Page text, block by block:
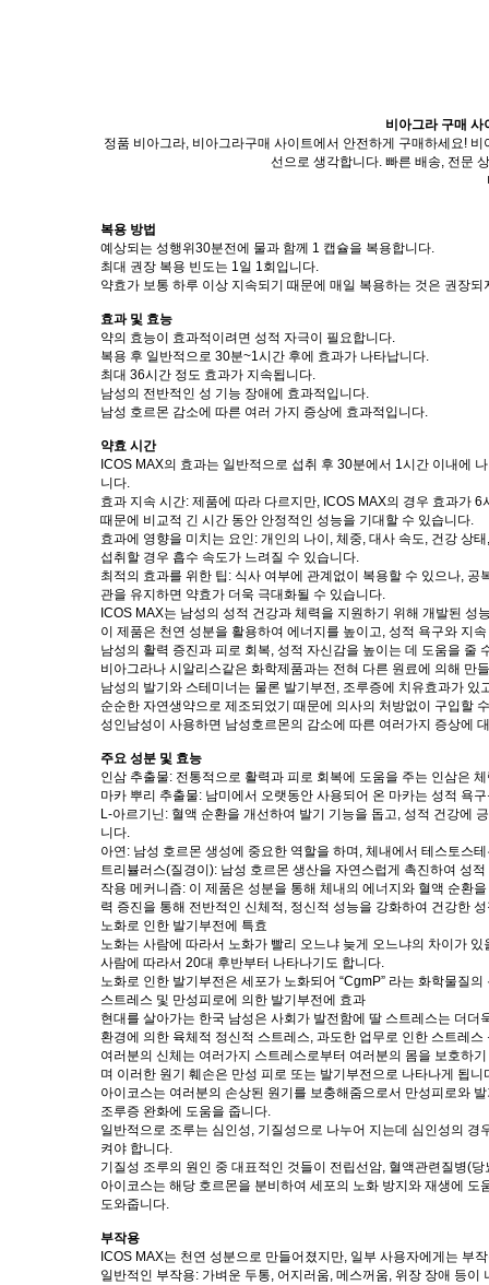
비아그라 구매 사
정품 비아그라, 비아그라구매 사이트에서 안전하게 구매하세요!
선으로 생각합니다. 빠른 배송, 전문
복용 방법
예상되는 성행위30분전에 물과 함께 1 캡슐을 복용합니다.
최대 권장 복용 빈도는 1일 1회입니다.
약효가 보통 하루 이상 지속되기 때문에 매일 복용하는 것은 권장되
효과 및 효능
약의 효능이 효과적이려면 성적 자극이 필요합니다.
복용 후 일반적으로 30분~1시간 후에 효과가 나타납니다.
최대 36시간 정도 효과가 지속됩니다.
남성의 전반적인 성 기능 장애에 효과적입니다.
남성 호르몬 감소에 따른 여러 가지 증상에 효과적입니다.
약효 시간
ICOS MAX의 효과는 일반적으로 섭취 후 30분에서 1시간 이내에
니다.
효과 지속 시간: 제품에 따라 다르지만, ICOS MAX의 경우 효과가
때문에 비교적 긴 시간 동안 안정적인 성능을 기대할 수 있습니다.
효과에 영향을 미치는 요인: 개인의 나이, 체중, 대사 속도, 건강 상
섭취할 경우 흡수 속도가 느려질 수 있습니다.
최적의 효과를 위한 팁: 식사 여부에 관계없이 복용할 수 있으나,
관을 유지하면 약효가 더욱 극대화될 수 있습니다.
ICOS MAX는 남성의 성적 건강과 체력을 지원하기 위해 개발된 성
이 제품은 천연 성분을 활용하여 에너지를 높이고, 성적 욕구와 지
남성의 활력 증진과 피로 회복, 성적 자신감을 높이는 데 도움을 줄
비아그라나 시알리스같은 화학제품과는 전혀 다른 원료에 의해 만
남성의 발기와 스테미너는 물론 발기부전, 조루증에 치유효과가
순순한 자연생약으로 제조되었기 때문에 의사의 처방없이 구입할
성인남성이 사용하면 남성호르몬의 감소에 따른 여러가지 증상에
주요 성분 및 효능
인삼 추출물: 전통적으로 활력과 피로 회복에 도움을 주는 인삼은
마카 뿌리 추출물: 남미에서 오랫동안 사용되어 온 마카는 성적 욕
L-아르기닌: 혈액 순환을 개선하여 발기 기능을 돕고, 성적 건강에
니다.
아연: 남성 호르몬 생성에 중요한 역할을 하며, 체내에서 테스토스
트리뷸러스(질경이): 남성 호르몬 생산을 자연스럽게 촉진하여 성
작용 메커니즘: 이 제품은 성분을 통해 체내의 에너지와 혈액 순환
력 증진을 통해 전반적인 신체적, 정신적 성능을 강화하여 건강한
노화로 인한 발기부전에 특효
노화는 사람에 따라서 노화가 빨리 오느냐 늦게 오느냐의 차이가
사람에 따라서 20대 후반부터 나타나기도 합니다.
노화로 인한 발기부전은 세포가 노화되어 “CgmP” 라는 화학물질
스트레스 및 만성피로에 의한 발기부전에 효과
현대를 살아가는 한국 남성은 사회가 발전함에 딸 스트레스는 더더
환경에 의한 육체적 정신적 스트레스, 과도한 업무로 인한 스트레
여러분의 신체는 여러가지 스트레스로부터 여러분의 몸을 보호하
며 이러한 원기 훼손은 만성 피로 또는 발기부전으로 나타나게 됩니
아이코스는 여러분의 손상된 원기를 보충해줌으로서 만성피로와
조루증 완화에 도움을 줍니다.
일반적으로 조루는 심인성, 기질성으로 나누어 지는데 심인성의
켜야 합니다.
기질성 조루의 원인 중 대표적인 것들이 전립선암, 혈액관련질병(
아이코스는 해당 호르몬을 분비하여 세포의 노화 방지와 재생에
도와줍니다.
부작용
ICOS MAX는 천연 성분으로 만들어졌지만, 일부 사용자에게는 부
일반적인 부작용: 가벼운 두통, 어지러움, 메스꺼움, 위장 장애 등